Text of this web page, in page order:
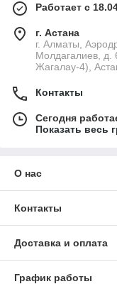
Работает с
г. Астана
г. Алматы,
Молдагалиев, д.
Жагалау-4),
Контакты
Сегодня
Показать весь
О нас
Контакты
Доставка и оплата
График работы